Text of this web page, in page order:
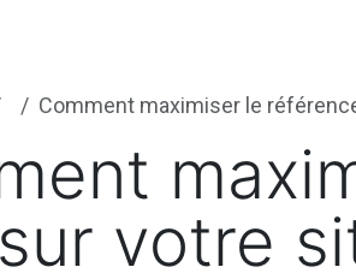
Comment maximiser le
votre